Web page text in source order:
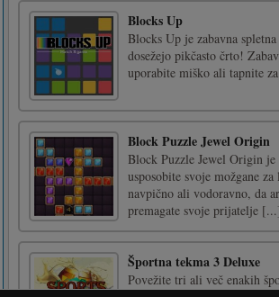
Blocks Up
Blocks Up je zabavna
dosežejo pikčasto črto!
uporabite miško ali tapnite
Block Puzzle Jewel Origin
Block Puzzle Jewel Origin
usposobite svoje možgane
navpično ali vodoravno, da
premagate svoje prijatelje
Športna tekma 3 Deluxe
Povežite tri ali več enakih